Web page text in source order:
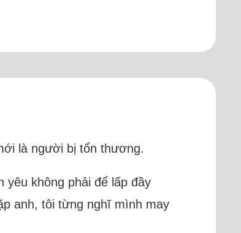
là người bị tổn thương.
yêu không phải để lấp đầy
anh, tôi từng nghĩ mình may